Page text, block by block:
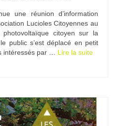
une réunion d’information
Lucioles Citoyennes au
citoyen sur la
public s’est déplacé en petit
intéressés par … Lire la suite­­